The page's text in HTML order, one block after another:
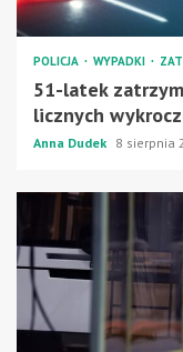
POLICJA WYPADKI
51-latek
licznych
Anna Dudek 8 sierpnia